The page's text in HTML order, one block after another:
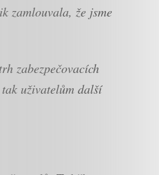
zamlouvala, že jsme
zabezpečovacích
uživatelům další